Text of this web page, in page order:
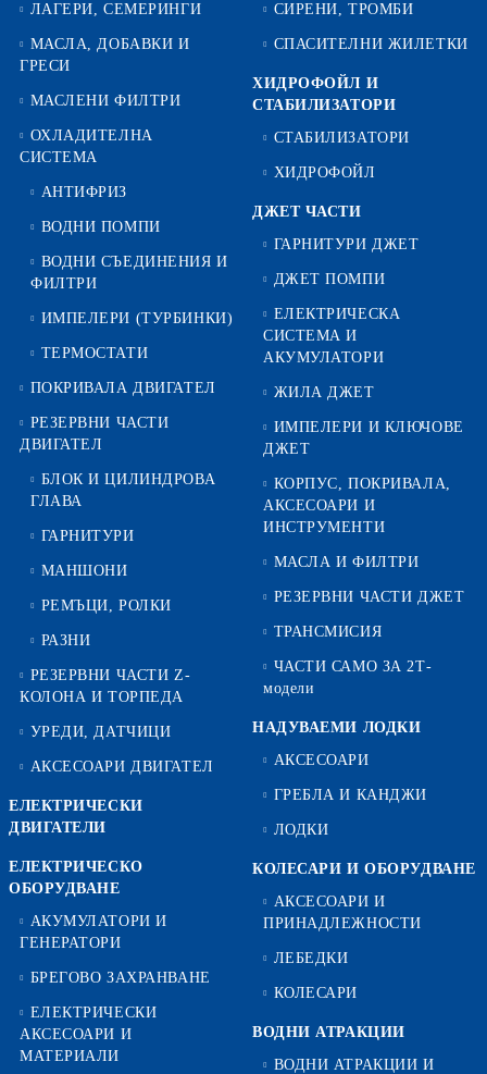
ЛАГЕРИ, СЕМЕРИНГИ
МАСЛА, ДОБАВКИ И
ГРЕСИ
МАСЛЕНИ ФИЛТРИ
ОХЛАДИТЕЛНА
СИСТЕМА
АНТИФРИЗ
ВОДНИ ПОМПИ
ВОДНИ СЪЕДИНЕНИЯ И
ФИЛТРИ
ИМПЕЛЕРИ (ТУРБИНКИ)
ТЕРМОСТАТИ
ПОКРИВАЛА ДВИГАТЕЛ
РЕЗЕРВНИ ЧАСТИ
ДВИГАТЕЛ
БЛОК И ЦИЛИНДРОВА
ГЛАВА
ГАРНИТУРИ
МАНШОНИ
РЕМЪЦИ, РОЛКИ
РАЗНИ
РЕЗЕРВНИ ЧАСТИ Z-
КОЛОНА И ТОРПЕДА
УРЕДИ, ДАТЧИЦИ
АКСЕСОАРИ ДВИГАТЕЛ
ЕЛЕКТРИЧЕСКИ
ДВИГАТЕЛИ
ЕЛЕКТРИЧЕСКО
ОБОРУДВАНЕ
АКУМУЛАТОРИ И
ГЕНЕРАТОРИ
БРЕГОВО ЗАХРАНВАНЕ
ЕЛЕКТРИЧЕСКИ
АКСЕСОАРИ И
МАТЕРИАЛИ
СИРЕНИ, ТРОМБИ
СПАСИТЕЛНИ ЖИЛЕТКИ
ХИДРОФОЙЛ И
СТАБИЛИЗАТОРИ
СТАБИЛИЗАТОРИ
ХИДРОФОЙЛ
ДЖЕТ ЧАСТИ
ГАРНИТУРИ ДЖЕТ
ДЖЕТ ПОМПИ
ЕЛЕКТРИЧЕСКА
СИСТЕМА И
АКУМУЛАТОРИ
ЖИЛА ДЖЕТ
ИМПЕЛЕРИ И КЛЮЧОВЕ
ДЖЕТ
КОРПУС, ПОКРИВАЛА,
АКСЕСОАРИ И
ИНСТРУМЕНТИ
МАСЛА И ФИЛТРИ
РЕЗЕРВНИ ЧАСТИ ДЖЕТ
ТРАНСМИСИЯ
ЧАСТИ САМО ЗА 2Т-
модели
НАДУВАЕМИ ЛОДКИ
АКСЕСОАРИ
ГРЕБЛА И КАНДЖИ
ЛОДКИ
КОЛЕСАРИ И ОБОРУДВАНЕ
АКСЕСОАРИ И
ПРИНАДЛЕЖНОСТИ
ЛЕБЕДКИ
КОЛЕСАРИ
ВОДНИ АТРАКЦИИ
ВОДНИ АТРАКЦИИ И